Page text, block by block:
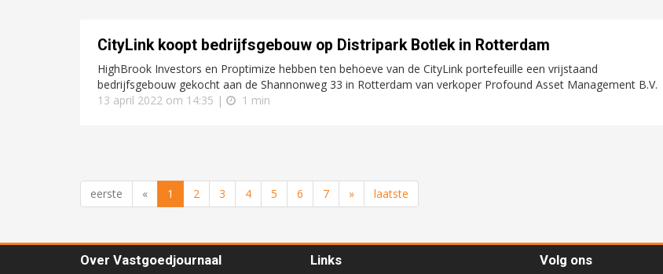
CityLink koopt bedrijfsgebouw op Distripark Botlek in Rotterdam
HighBrook Investors en Proptimize hebben ten behoeve van de CityLink portefeuille een vrijstaand
bedrijfsgebouw gekocht aan de Shannonweg 33 in Rotterdam van verkoper Profound Asset Management B.V.
13 april 2022 om 14:35 |
1 min
eerste « 1 2 3 4 5 6 7 » laatste
Over Vastgoedjournaal Links Volg ons